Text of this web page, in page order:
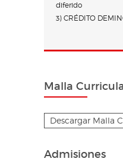
diferido
3) CRÉDITO
Malla
Descargar Malla
Admisiones